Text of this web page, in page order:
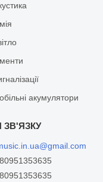
акумулятори